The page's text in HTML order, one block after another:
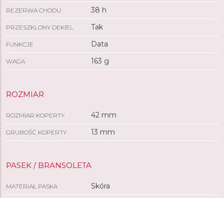
REZERWA CHODU 38 h
PRZESZKLONY DEKIEL Tak
FUNKCJE Data
WAGA 163 g
ROZMIAR
ROZMIAR KOPERTY 42 mm
GRUBOŚĆ KOPERTY 13 mm
PASEK / BRANSOLETA
MATERIAŁ PASKA Skóra